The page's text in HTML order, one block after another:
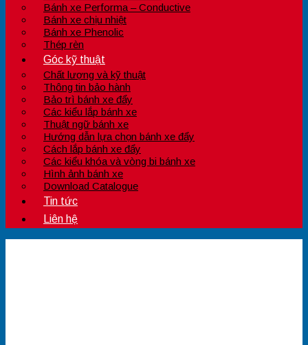
Bánh xe Performa – Conductive
Bánh xe chịu nhiệt
Bánh xe Phenolic
Thép rèn
Góc kỹ thuật
Chất lượng và kỹ thuật
Thông tin bảo hành
Bảo trì bánh xe đẩy
Các kiểu lắp bánh xe
Thuật ngữ bánh xe
Hướng dẫn lựa chọn bánh xe đẩy
Cách lắp bánh xe đẩy
Các kiểu khóa và vòng bi bánh xe
Hình ảnh bánh xe
Download Catalogue
Tin tức
Liên hệ